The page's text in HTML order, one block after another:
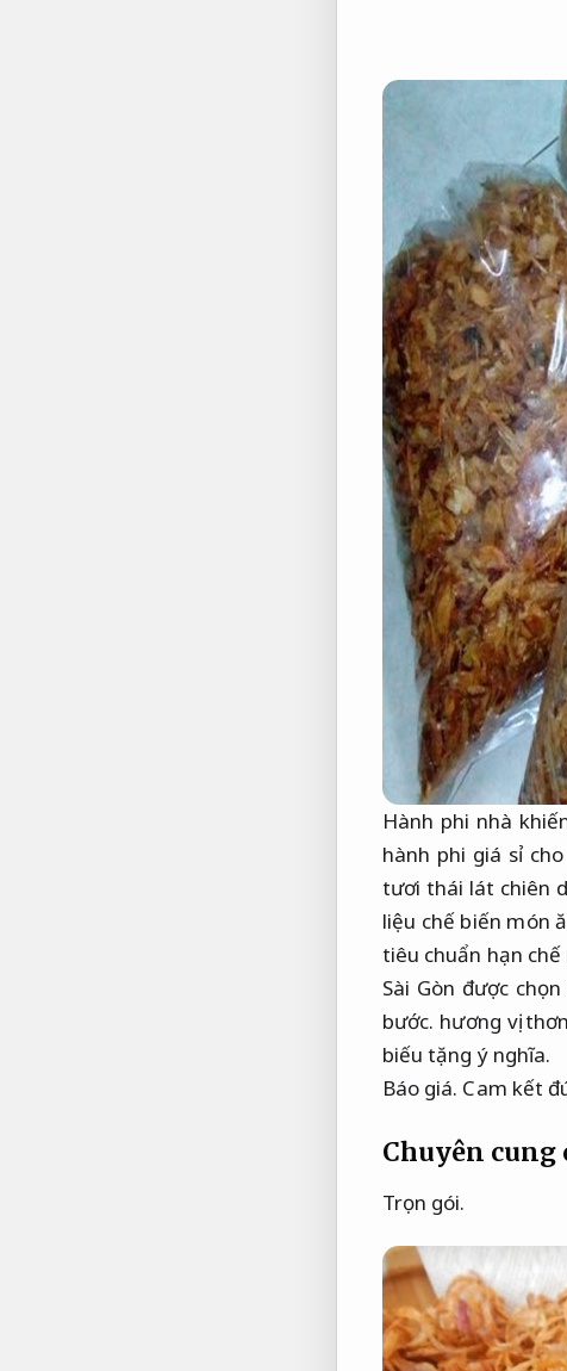
Hành phi nhà
hành phi giá sỉ
tươi thái lát chiên
liệu chế biến món
tiêu chuẩn hạn
Sài Gòn được
bước. hương vị
biếu tặng ý nghĩa.
Báo giá. Cam kết
Chuyên cung
Trọn gói.